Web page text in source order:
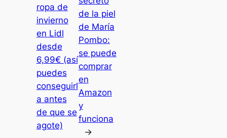
ropa de
invierno
en Lidl
desde
6,99€ (así
puedes
conseguirl
a antes
de que se
agote)
de la piel
de María
Pombo:
se puede
comprar
en
Amazon
y
funciona
→